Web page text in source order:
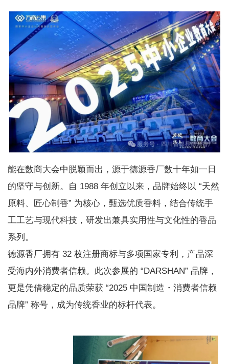
能在数商大会中脱颖而出，源于德源香厂数十年如一日
的坚守与创新。自 1988 年创立以来，品牌始终以 “天然
原料、匠心制香” 为核心，甄选优质香料，结合传统手
工工艺与现代科技，研发出兼具实用性与文化性的香品
系列。
德源香厂拥有 32 枚注册商标与多项国家专利，产品深
受海内外消费者信赖。此次参展的 “DARSHAN” 品牌，
更是凭借稳定的品质荣获 “2025 中国制造・消费者信赖
品牌” 称号，成为传统香业的标杆代表。